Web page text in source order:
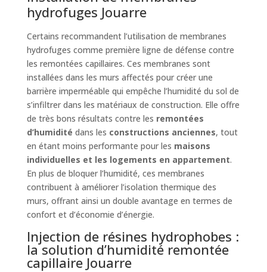
hydrofuges Jouarre
Certains recommandent l’utilisation de membranes
hydrofuges comme première ligne de défense contre
les remontées capillaires. Ces membranes sont
installées dans les murs affectés pour créer une
barrière imperméable qui empêche l’humidité du sol de
s’infiltrer dans les matériaux de construction. Elle offre
de très bons résultats contre les remontées
d’humidité dans les constructions anciennes, tout
en étant moins performante pour les maisons
individuelles et les logements en appartement.
En plus de bloquer l’humidité, ces membranes
contribuent à améliorer l’isolation thermique des
murs, offrant ainsi un double avantage en termes de
confort et d’économie d’énergie.
Injection de résines hydrophobes :
la solution d’humidité remontée
capillaire Jouarre